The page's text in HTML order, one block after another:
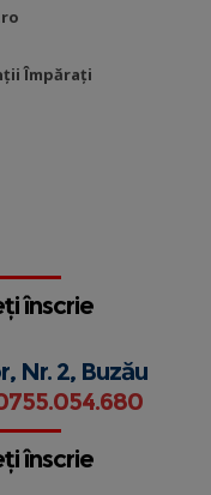
Împărați
înscrie
Nr. 2, Buzău
înscrie